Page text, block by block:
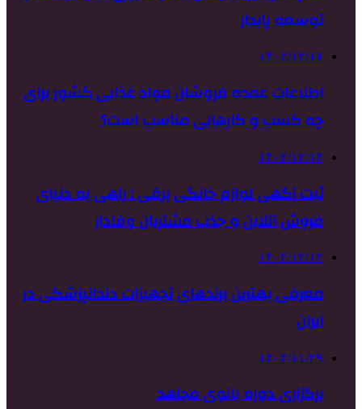
توسعه پایدار
۱۴۰۲/۱۲/۱۷
اطلاعات عمده فروشان مواد غذایی کشور برای
چه کسب و کارهایی مناسب است؟
۱۴۰۲/۱۲/۱۴
ثبت آگهی لوازم خانگی برقی : راهی به دنیای
فروش آنلاین و جذب مشتریان وفادار
۱۴۰۲/۱۲/۱۲
معرفی بهترین برندهای تجهیزات دندانپزشکی در
ایران
۱۴۰۲/۱۱/۲۹
برگزاری دوره بانوی مجاهد